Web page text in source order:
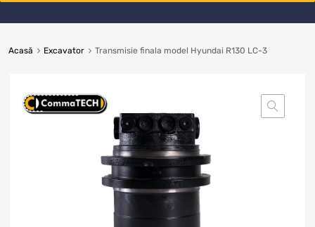
Acasă Excavator Transmisie finala model Hyundai R130 LC-3